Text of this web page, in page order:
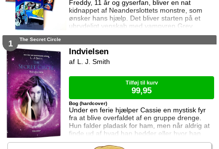
Freddy, 11 år og gyserfan, bliver en nat
kidnappet af Neanderslottets monstre, som
ønsker hans hjælp. Det bliver starten på et
ubrydeligt venskab med vampyren Grev
Dracula, varulven Eddie, den hovedløse ridder
Boris, mumien Mummy og bøvsedragen Nitan.
1 The Secret Circle
Indvielsen
Under en ferie hjælper Cassie en mystisk fyr
fra at blive overfaldet af en gruppe drenge.
Hun falder pladask for ham, men når aldrig at
finde ud af hvad han hedder eller hvor han
kommer fra. Da hendes mor beslutter at de
Bog (hardcover)
L. J. Smith
Tilføj til kurv
99,95